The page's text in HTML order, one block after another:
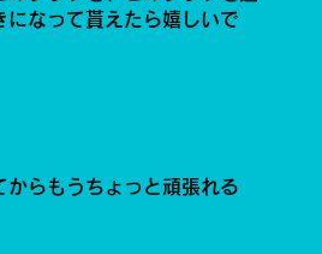
からもうちょっと頑張れる
になって貰えたら嬉しいで